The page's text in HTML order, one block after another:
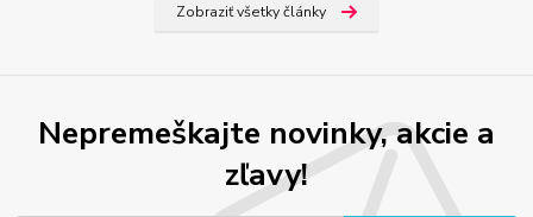
Zobraziť všetky články
Nepremeškajte novinky, akcie a
zľavy!